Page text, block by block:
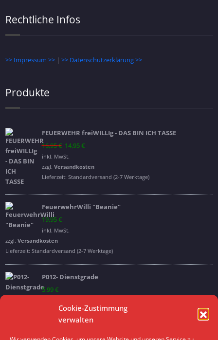
Cookie-Zustimmung
verwalten
Rechtliche Infos
>> Impressum >>| >> Datenschutzerklärung >>
Produkte
FEUERWEHR freiWILLIg - DAS BIN ICH TASSE
16,95€ Ursprünglicher
Preis
war:
16,95 €
14,95€
ist:
14,95 €.
inkl. MwSt.
zzgl. Versandkosten
Lieferzeit: Standardversand (2-7 Werktage)
FeuerwehrWilli "Beanie"
19,95€
inkl. MwSt.
zzgl. Versandkosten
Lieferzeit: Standardversand (2-7 Werktage)
P012- Dienstgrade
5,99€